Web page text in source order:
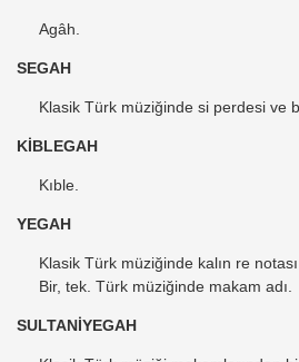
Agâh.
SEGAH
Klasik Türk müziğinde si perdesi ve
KİBLEGAH
Kıble.
YEGAH
Klasik Türk müziğinde kalın re notası
Bir, tek. Türk müziğinde makam adı.
SULTANİYEGAH